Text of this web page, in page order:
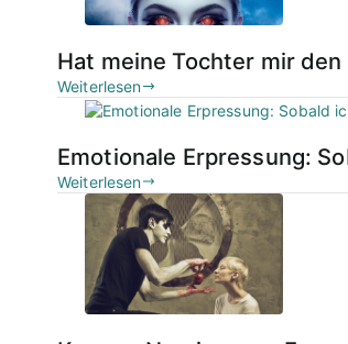
Hat meine Tochter mir
Weiterlesen
Emotionale Erpressung:
Weiterlesen